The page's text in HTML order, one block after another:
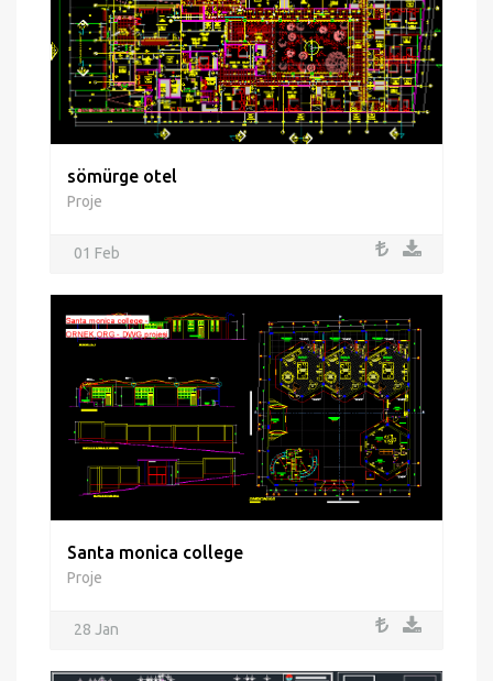
sömürge otel
Proje
01 Feb
Santa monica college
Proje
28 Jan